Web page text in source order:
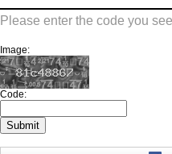
Please enter the code you
Image:
Code: